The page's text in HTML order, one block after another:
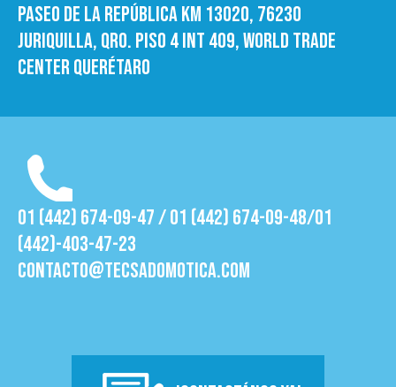
Paseo de la República Km 13020, 76230
Juriquilla, Qro. Piso 4 int 409, World trade
Center Querétaro
01 (442) 674-09-47 / 01 (442) 674-09-48/01
(442)-403-47-23
contacto@tecsadomotica.com